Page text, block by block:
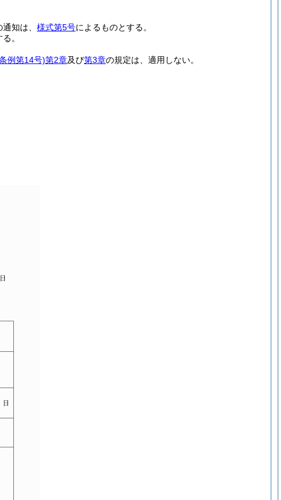
知は、 様式第5号によるものとする。
。
例第14号)第2章及び第3章の規定は、適用しない。